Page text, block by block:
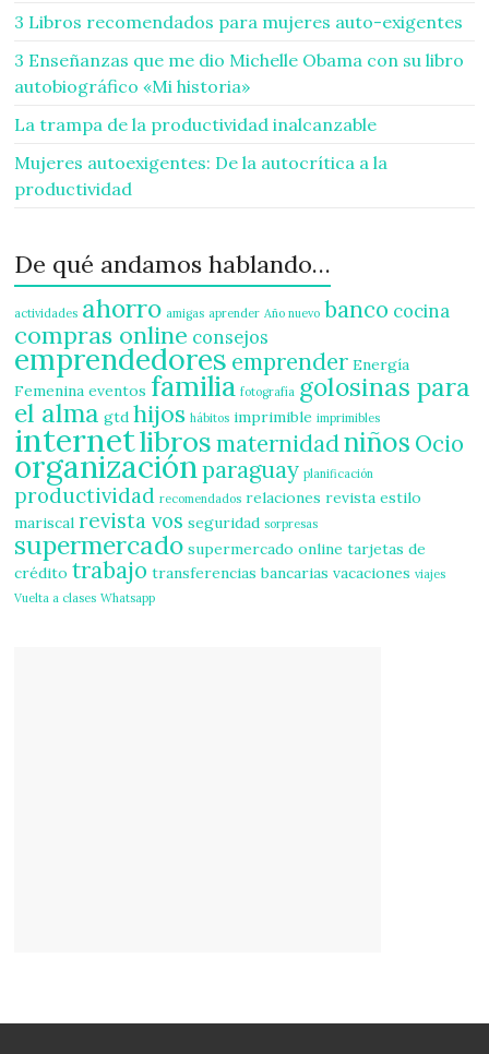
3 Libros recomendados para mujeres auto-exigentes
3 Enseñanzas que me dio Michelle Obama con su libro
autobiográfico «Mi historia»
La trampa de la productividad inalcanzable
Mujeres autoexigentes: De la autocrítica a la
productividad
De qué andamos hablando…
actividades ahorro amigas aprender Año nuevo banco cocina
compras online consejos
emprendedores emprender Energía
Femenina eventos familia fotografía golosinas para
el alma gtd hijos hábitos imprimible imprimibles
internetlibros maternidadniños Ocio
organizaciónparaguay planificación
productividad recomendados relaciones revista estilo
mariscal revista vos seguridad sorpresas
supermercado supermercado online tarjetas de
crédito trabajo transferencias bancarias vacaciones viajes
Vuelta a clases Whatsapp